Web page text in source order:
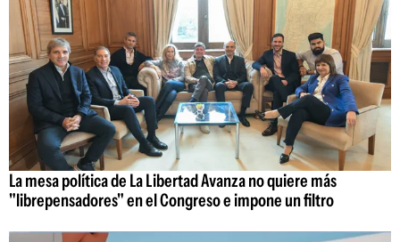
La mesa política de La Libertad Avanza no quiere más
"librepensadores" en el Congreso e impone un filtro